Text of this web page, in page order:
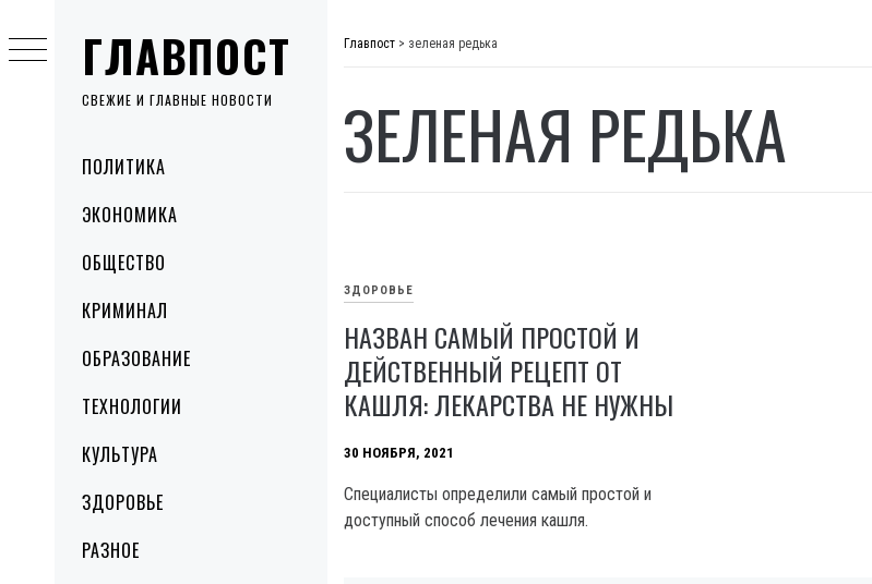
ГЛАВПОСТ
СВЕЖИЕ И ГЛАВНЫЕ НОВОСТИ
MenuПОЛИТИКА
ЭКОНОМИКА
ОБЩЕСТВО
КРИМИНАЛ
ОБРАЗОВАНИЕ
ТЕХНОЛОГИИ
КУЛЬТУРА
ЗДОРОВЬЕ
РАЗНОЕ
to
content
Главпост > зеленая редька
ЗЕЛЕНАЯ РЕДЬКА
ЗДОРОВЬЕ
НАЗВАН САМЫЙ ПРОСТОЙ И
ДЕЙСТВЕННЫЙ РЕЦЕПТ ОТ
КАШЛЯ: ЛЕКАРСТВА НЕ НУЖНЫ
30 НОЯБРЯ, 2021
Специалисты определили самый простой и
доступный способ лечения кашля.